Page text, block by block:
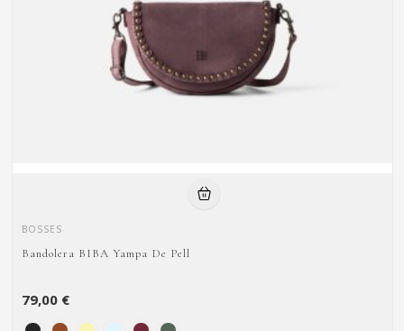
BOSSES
Bandolera BIBA Yampa De Pell
79,00 €